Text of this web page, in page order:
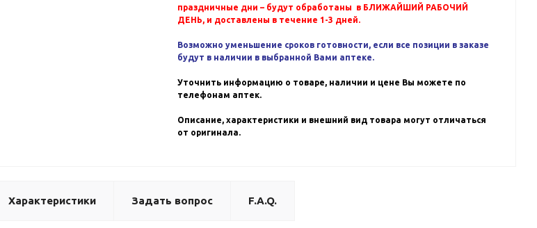
праздничные дни – будут обработаны в БЛИЖАЙШИЙ РАБОЧИЙ
ДЕНЬ, и доставлены в течение 1-3 дней.
Возможно уменьшение сроков готовности, если все позиции в заказе
будут в наличии в выбранной Вами аптеке.
Уточнить информацию о товаре, наличии и цене Вы можете по
телефонам аптек.
Описание, характеристики и внешний вид товара могут отличаться
от оригинала.
Характеристики Задать вопрос F.A.Q.